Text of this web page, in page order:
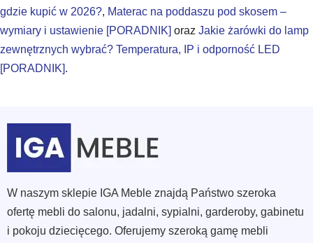
gdzie kupić w 2026?, Materac na poddaszu pod skosem –
wymiary i ustawienie [PORADNIK] oraz Jakie żarówki do lamp
zewnętrznych wybrać? Temperatura, IP i odporność LED
[PORADNIK].
W naszym sklepie IGA Meble znajdą Państwo szeroka
ofertę mebli do salonu, jadalni, sypialni, garderoby, gabinetu
i pokoju dziecięcego. Oferujemy szeroką gamę mebli